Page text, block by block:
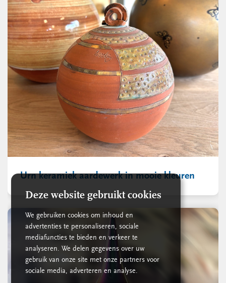
Urn keramiek aardewerk in mooie kleuren
Deze website gebruikt cookies
We gebruiken cookies om inhoud en
advertenties te personaliseren, sociale
mediafuncties te bieden en verkeer te
analyseren. We delen gegevens over uw
gebruik van onze site met onze partners voor
sociale media, adverteren en analyse.